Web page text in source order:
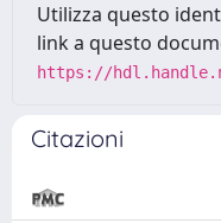
Utilizza questo
link a questo
https://
Citazioni